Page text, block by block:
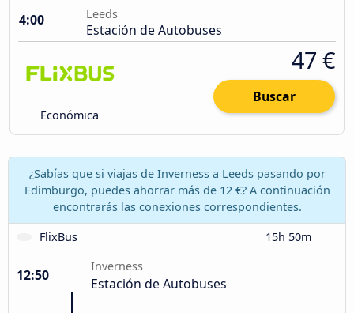
4:00
Leeds
Estación de Autobuses
Económica
47 €
Buscar
¿Sabías que si viajas de Inverness a Leeds pasando por
Edimburgo, puedes ahorrar más de 12 €? A continuación
encontrarás las conexiones correspondientes.
FlixBus
15h 50m
12:50
Inverness
Estación de Autobuses